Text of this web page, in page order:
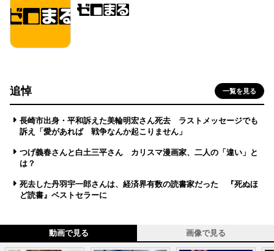
追悼 一覧を見る
長崎市出身・平和訴えた美輪明宏さん死去 ラストメッセージでも
訴え「愛があれば 戦争なんか起こりません」
つげ義春さんと白土三平さん カリスマ漫画家、二人の「違い」と
は？
死去した丹羽宇一郎さんは、経済界有数の読書家だった 『死ぬほ
ど読書』ベストセラーに
動画で見る 画像で見る